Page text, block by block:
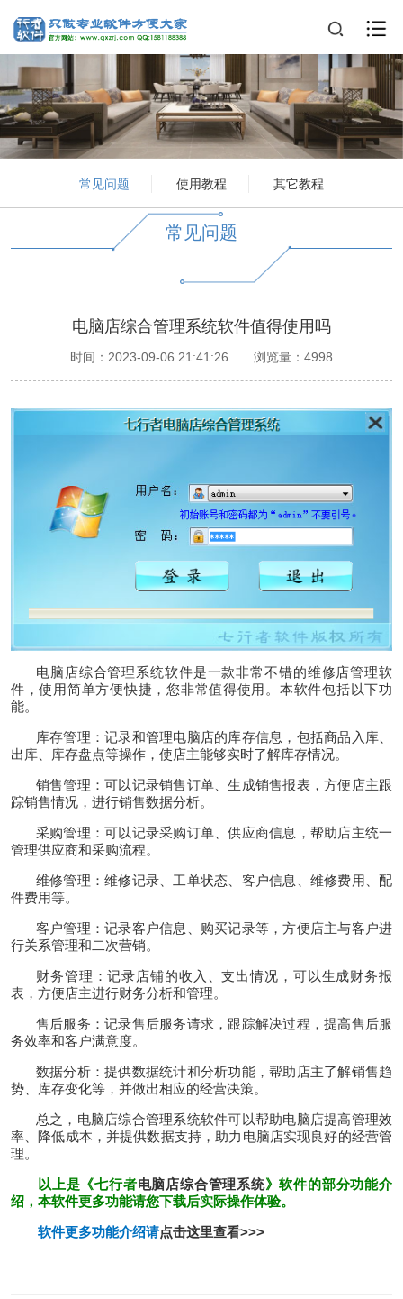
常见问题 使用教程 其它教程
常见问题
电脑店综合管理系统软件值得使用吗
时间：2023-09-06 21:41:26 浏览量：4998
电脑店综合管理系统软件是一款非常不错的维修店管理软
件，使用简单方便快捷，您非常值得使用。本软件包括以下功
能。
库存管理：记录和管理电脑店的库存信息，包括商品入库、
出库、库存盘点等操作，使店主能够实时了解库存情况。
销售管理：可以记录销售订单、生成销售报表，方便店主跟
踪销售情况，进行销售数据分析。
采购管理：可以记录采购订单、供应商信息，帮助店主统一
管理供应商和采购流程。
维修管理：维修记录、工单状态、客户信息、维修费用、配
件费用等。
客户管理 ：记录客户信息、购买记录等，方便店主与客户进
行关系管理和二次营销。
财务管理：记录店铺的收入、支出情况，可以生成财务报
表，方便店主进行财务分析和管理。
售后服务：记录售后服务请求，跟踪解决过程，提高售后服
务效率和客户满意度。
数据分析：提供数据统计和分析功能，帮助店主了解销售趋
势、库存变化等，并做出相应的经营决策。
总之， 电脑店综合管理系统软件可以帮助电脑店提高管理效
率、降低成本，并提供数据支持，助力电脑店实现良好的经营管
理。
以上是《七行者电脑店综合管理系统》软件的部分功能介
绍，本软件更多功能请您下载后实际操作体验。
软件更多功能介绍请点击这里查看>>>